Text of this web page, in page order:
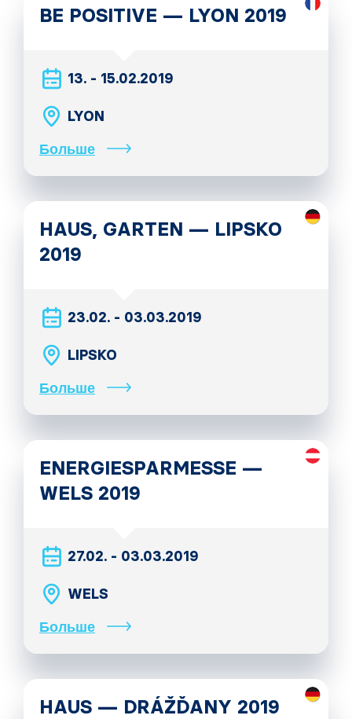
BE POSITIVE — LYON 2019
13. - 15.02.2019
LYON
Больше
HAUS, GARTEN — LIPSKO
2019
23.02. - 03.03.2019
LIPSKO
Больше
ENERGIESPARMESSE —
WELS 2019
27.02. - 03.03.2019
WELS
Больше
HAUS — DRÁŽĎANY 2019